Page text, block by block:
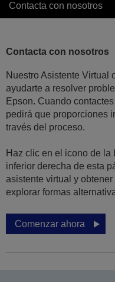
Contacta con nosotros
Contacta con nosotros
Nuestro Asistente Virtual
ayudarte a resolver
Epson. Cuando
pedirá que proporciones
través del proceso.
Haz clic en el icono de la
inferior derecha de esta
asistente virtual y
explorar formas
Comenzar ahora